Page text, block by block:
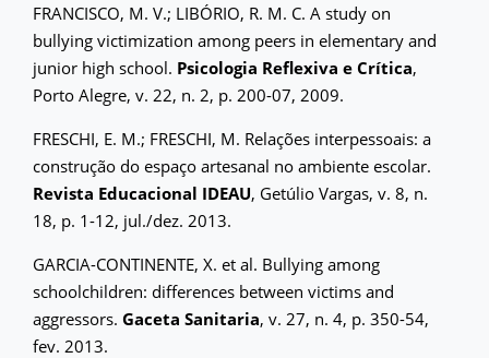
FRANCISCO, M. V.; LIBÓRIO, R. M. C. A study on
bullying victimization among peers in elementary and
junior high school. Psicologia Reflexiva e Crítica,
Porto Alegre, v. 22, n. 2, p. 200-07, 2009.
FRESCHI, E. M.; FRESCHI, M. Relações interpessoais: a
construção do espaço artesanal no ambiente escolar.
Revista Educacional IDEAU, Getúlio Vargas, v. 8, n.
18, p. 1-12, jul./dez. 2013.
GARCIA-CONTINENTE, X. et al. Bullying among
schoolchildren: differences between victims and
aggressors. Gaceta Sanitaria, v. 27, n. 4, p. 350-54,
fev. 2013.